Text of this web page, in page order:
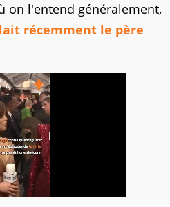
on l'entend généralement,
récemment le père